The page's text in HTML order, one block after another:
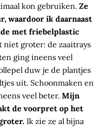
kon gebruiken. Ze
waardoor ik daarnaast
met friebelplastic
niet groter: de zaaitrays
ging ineens veel
duw je de plantjes
uit. Schoonmaken en
veel beter. Mijn
de voorpret op het
Ik zie ze al bijna